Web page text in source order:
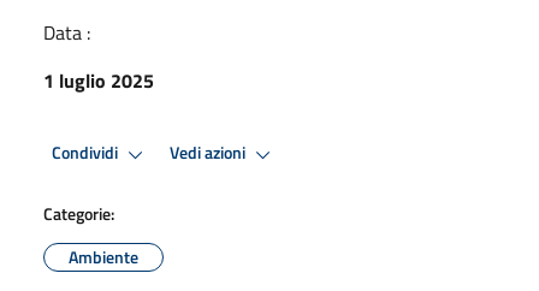
Data :
1 luglio 2025
Condividi Vedi azioni
Categorie:
Ambiente